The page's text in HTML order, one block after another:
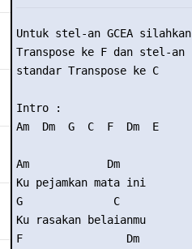
Untuk stel-an GCEA silahkan
Transpose ke F dan stel-an
standar Transpose ke C
Intro :
Am  Dm  G  C  F  Dm  E
Am            Dm
Ku pejamkan mata ini
G              C
Ku rasakan belaianmu
F                Dm